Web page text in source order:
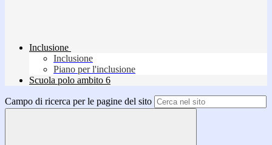
Inclusione
Inclusione
Piano per l'inclusione
Scuola polo ambito 6
Campo di ricerca per le pagine del sito